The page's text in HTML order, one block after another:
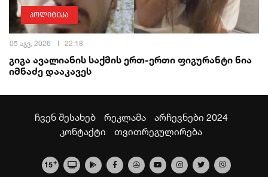
პოლიტიკა
05 აგვ, 2026 22:18
გიგა ავალიანის საქმის ერთ-ერთი ფიგურანტი ნია
იმნაძე დააკავეს
ჩვენ შესახებ რეკლამა
არჩევნები 2024
კონტაქტი
თვითრეგულირება
15+